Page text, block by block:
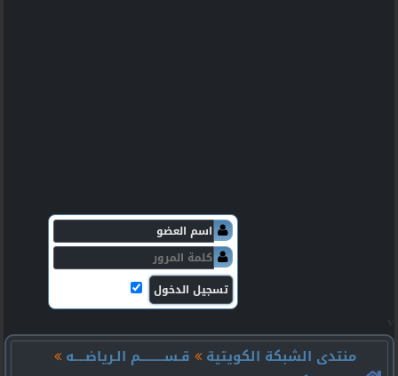
منتدى الشبكة الكويتية
قـســـــــــم الـرياضــــه